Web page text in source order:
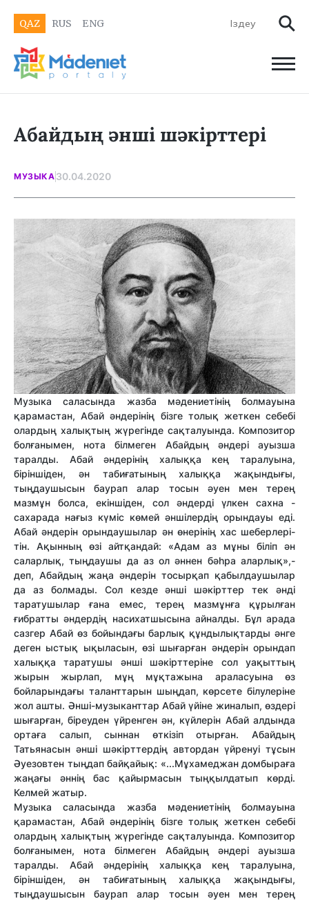
QAZ RUS ENG
Абайдың әнші шәкірттері
МУЗЫКА 30.04.2020
Музыка саласында жазба мәдениетінің болмауына
қарамастан, Абай әндерінің бізге толық жеткен себебі
олардың халықтың жүрегінде сақталуында. Композитор
болғанымен, нота білмеген Абайдың әндері ауызша
таралды. Абай әндерінің халыққа кең таралуына,
біріншіден, ән табиғатының халыққа жақындығы,
тыңдаушысын баурап алар тосын әуен мен терең
мазмұн болса, екіншіден, сол әндерді үлкен сахна -
сахарада нағыз күміс көмей әншілердің орындауы еді.
Абай әндерін орындаушылар ән өнерінің хас шеберлері-
тін. Ақынның өзі айтқандай: «Адам аз мұны біліп ән
саларлық, тыңдаушы да аз ол әннен бәһра аларлық»,-
деп, Абайдың жаңа әндерін тосырқап қабылдаушылар
да аз болмады. Сол кезде әнші шәкірттер тек әнді
таратушылар ғана емес, терең мазмұнға құрылған
ғибратты әндердің насихатшысына айналды. Бұл арада
сазгер Абай өз бойындағы барлық құндылықтарды әнге
деген ыстық ықыласын, өзі шығарған әндерін орындап
халыққа таратушы әнші шәкірттеріне сол уақыттың
жырын жырлап, мұң мұқтажына араласуына өз
бойларындағы таланттарын шыңдап, көрсете білулеріне
жол ашты. Әнші-музыканттар Абай үйіне жиналып, өздері
шығарған, біреуден үйренген ән, күйлерін Абай алдында
ортаға салып, сыннан өткізіп отырған. Абайдың
Татьянасын әнші шәкірттердің автордан үйренуі тұсын
Әуезовтен тыңдап байқайық: «...Мұхамеджан домбыраға
жаңағы әннің бас қайырмасын тыңқылдатып көрді.
Келмей жатыр.
Музыка саласында жазба мәдениетінің болмауына
қарамастан, Абай әндерінің бізге толық жеткен себебі
олардың халықтың жүрегінде сақталуында. Композитор
болғанымен, нота білмеген Абайдың әндері ауызша
таралды. Абай әндерінің халыққа кең таралуына,
біріншіден, ән табиғатының халыққа жақындығы,
тыңдаушысын баурап алар тосын әуен мен терең